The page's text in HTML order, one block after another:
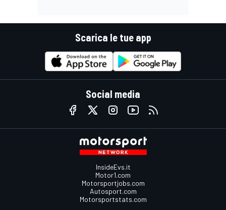
Scarica le tue app
Social media
InsideEvs.it
Motor1.com
Motorsportjobs.com
Autosport.com
Motorsportstats.com